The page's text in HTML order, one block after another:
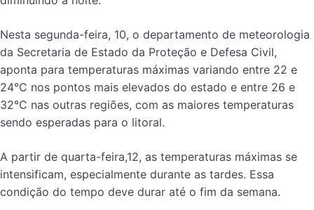
Nesta segunda-feira, 10, o departamento de meteorologia
da Secretaria de Estado da Proteção e Defesa Civil,
aponta para temperaturas máximas variando entre 22 e
24°C nos pontos mais elevados do estado e entre 26 e
32°C nas outras regiões, com as maiores temperaturas
sendo esperadas para o litoral.
A partir de quarta-feira,12, as temperaturas máximas se
intensificam, especialmente durante as tardes. Essa
condição do tempo deve durar até o fim da semana.